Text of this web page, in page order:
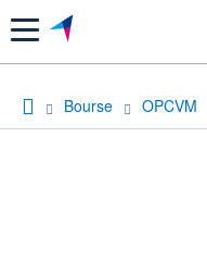
Menu
Bourse OPCVM